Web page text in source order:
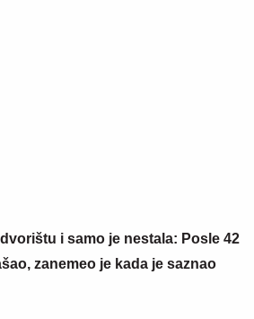
i samo je nestala: Posle 42
zanemeo je kada je saznao